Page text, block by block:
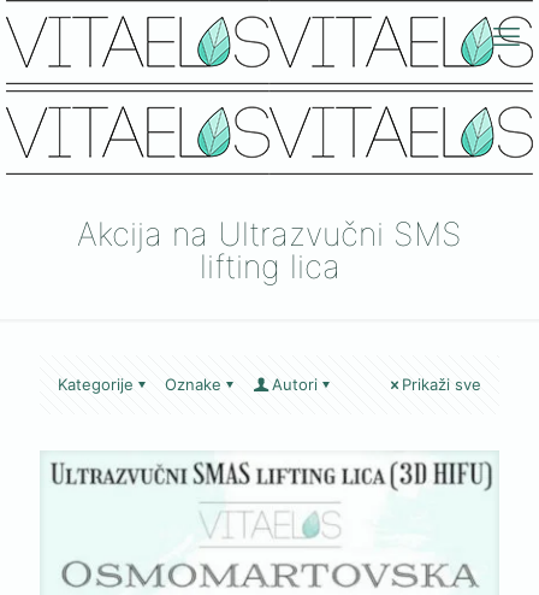
Akcija na Ultrazvučni SMS
lifting lica
Kategorije Oznake Autori Prikaži sve